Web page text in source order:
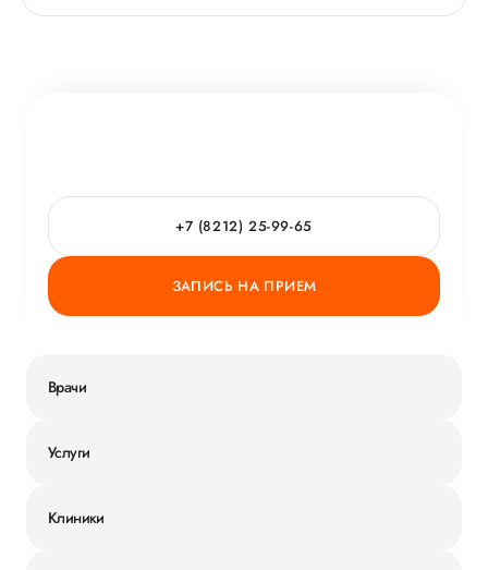
+7 (8212) 25-99-65
ЗАПИСЬ НА ПРИЕМ
Врачи
Услуги
Клиники